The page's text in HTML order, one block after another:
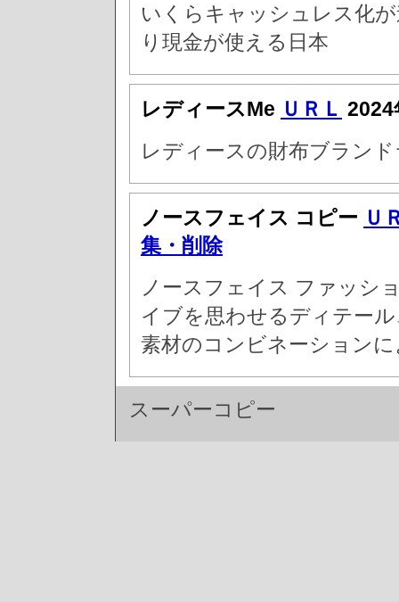
いくらキャッシュレス化
り現金が使える日本
レディースMe ＵＲＬ
レディースの財布ブラン
ノースフェイス コピー Ｕ
集・削除
ノースフェイス ファッシ
イブを思わせるディテー
素材のコンビネーション
スーパーコピー